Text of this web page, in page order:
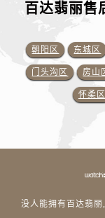
百达翡丽售
朝阳区 东城区
门头沟区 房山
怀柔区
没人能拥有百达翡